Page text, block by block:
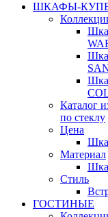
ШКАФЫ-
Каталог
по стеклу
Цена
Материал
Стиль
ГОСТИНЫЕ